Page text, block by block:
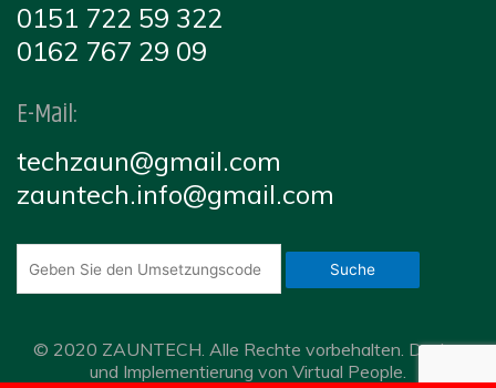
0151 722 59 322
0162 767 29 09
E-Mail:
techzaun@gmail.com
zauntech.info@gmail.com
Suche
© 2020 ZAUNTECH. Alle Rechte vorbehalten. Design
und Implementierung von Virtual People.